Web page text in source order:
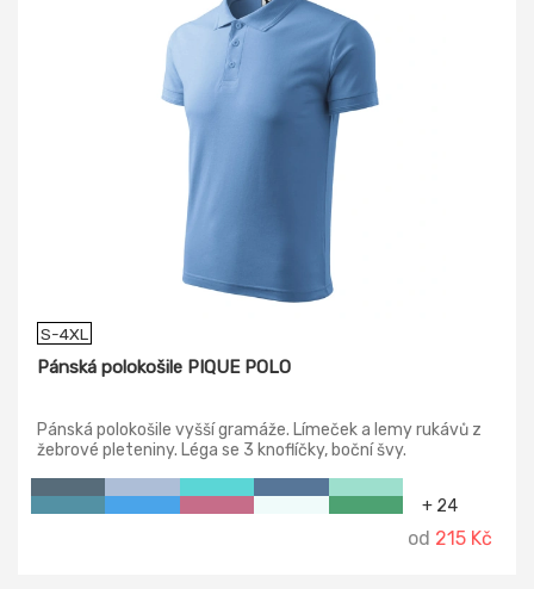
S-4XL
Pánská polokošile PIQUE POLO
Pánská polokošile vyšší gramáže. Límeček a lemy rukávů z
žebrové pleteniny. Léga se 3 knoflíčky, boční švy.
+ 24
od 215 Kč